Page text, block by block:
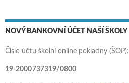
NOVÝ BANKOVNÍ ÚČET NAŠÍ ŠKOLY
Číslo účtu školní online pokladny (ŠOP):
19-2000737319/0800